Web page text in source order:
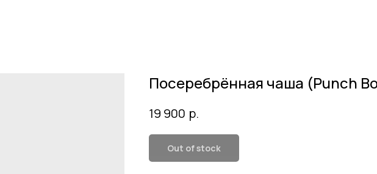
Посеребрённая чаша (Punch
19 900 р.
Out of stock